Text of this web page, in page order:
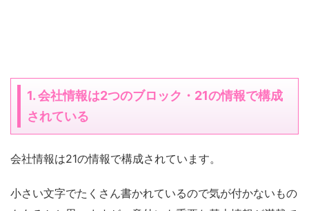
1. 会社情報は2つのブロック・21の情報で構成
されている
会社情報は21の情報で構成されています。
小さい文字でたくさん書かれているので気が付かないもの